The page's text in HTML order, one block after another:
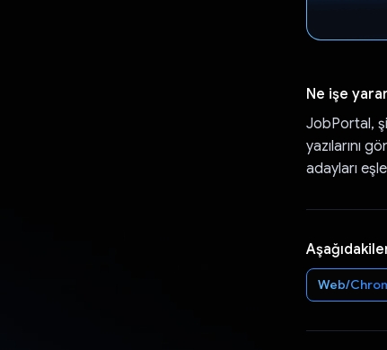
Ne işe
JobPortal,
yazılarını
adayları
Web/